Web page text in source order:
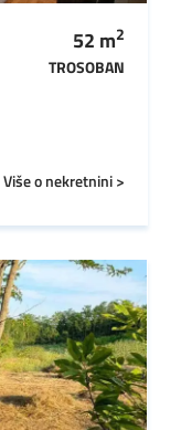
52 m2
TROSOBAN
Više o nekretnini >